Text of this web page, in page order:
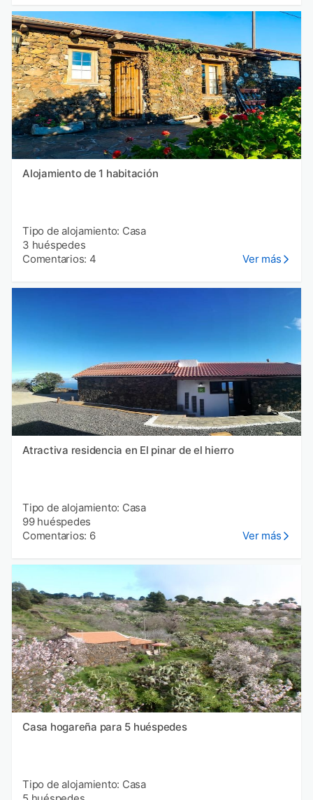
Alojamiento de 1 habitación
Tipo de alojamiento: Casa
3 huéspedes
Comentarios: 4
Ver más
Atractiva residencia en El pinar de el hierro
Tipo de alojamiento: Casa
99 huéspedes
Comentarios: 6
Ver más
Casa hogareña para 5 huéspedes
Tipo de alojamiento: Casa